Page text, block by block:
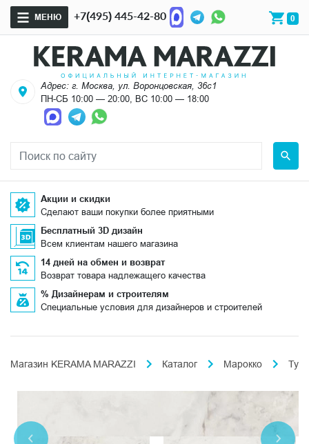
МЕНЮ +7(495) 445-42-80 0
Адрес: г. Москва, ул. Воронцовская, 36с1
ПН-СБ 10:00 — 20:00, ВС 10:00 — 18:00
Акции и скидки
Сделают ваши покупки более приятными
Бесплатный 3D дизайн
Всем клиентам нашего магазина
14 дней на обмен и возврат
Возврат товара надлежащего качества
% Дизайнерам и строителям
Специальные условия для дизайнеров и строителей
Магазин KERAMA MARAZZI Каталог Марокко